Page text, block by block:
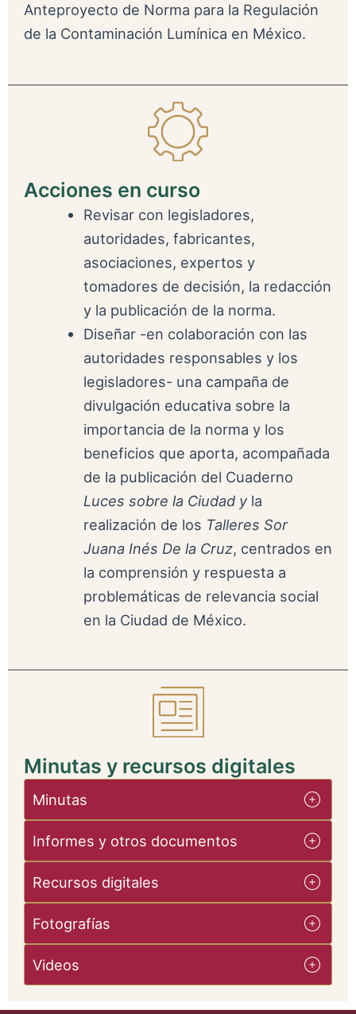
Anteproyecto de Norma para la Regulación
de la Contaminación Lumínica en México.
Acciones en curso
Revisar con legisladores,
autoridades, fabricantes,
asociaciones, expertos y
tomadores de decisión, la redacción
y la publicación de la norma.
Diseñar -en colaboración con las
autoridades responsables y los
legisladores- una campaña de
divulgación educativa sobre la
importancia de la norma y los
beneficios que aporta, acompañada
de la publicación del Cuaderno
Luces sobre la Ciudad y la
realización de los Talleres Sor
Juana Inés De la Cruz, centrados en
la comprensión y respuesta a
problemáticas de relevancia social
en la Ciudad de México.
Minutas y recursos digitales
Minutas
Informes y otros documentos
Recursos digitales
Fotografías
Videos